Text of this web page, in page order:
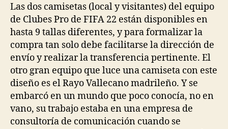
Las dos camisetas (local y visitantes) del equipo
de Clubes Pro de FIFA 22 están disponibles en
hasta 9 tallas diferentes, y para formalizar la
compra tan solo debe facilitarse la dirección de
envío y realizar la transferencia pertinente. El
otro gran equipo que luce una camiseta con este
diseño es el Rayo Vallecano madrileño. Y se
embarcó en un mundo que poco conocía, no en
vano, su trabajo estaba en una empresa de
consultoría de comunicación cuando se